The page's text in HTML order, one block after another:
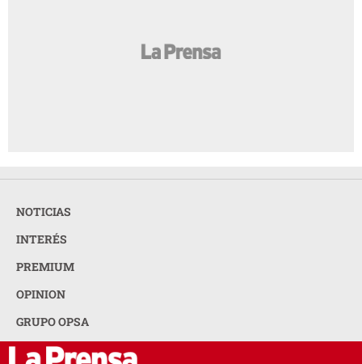
NOTICIAS
INTERÉS
PREMIUM
OPINION
GRUPO OPSA